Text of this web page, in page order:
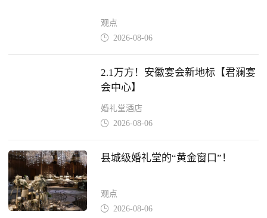
观点
 2026-08-06
2.1万方！安徽宴会新地标【君澜宴
会中心】
婚礼堂酒店
 2026-08-06
县城级婚礼堂的“黄金窗口”！
观点
 2026-08-06